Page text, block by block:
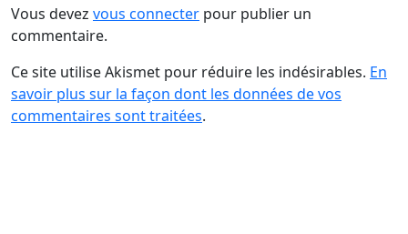
Vous devez vous connecter pour publier un
commentaire.
Ce site utilise Akismet pour réduire les indésirables. En
savoir plus sur la façon dont les données de vos
commentaires sont traitées.